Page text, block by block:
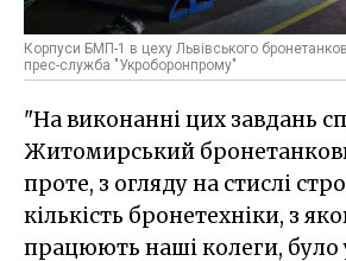
Корпуси БМП-1 в цеху Львівського
прес-служба "Укроборонпрому"
"На виконанні цих завдань
Житомирський
проте, з огляду на стислі
кількість бронетехніки, з
працюють наші колеги, було